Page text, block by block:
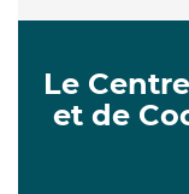
Le
et de